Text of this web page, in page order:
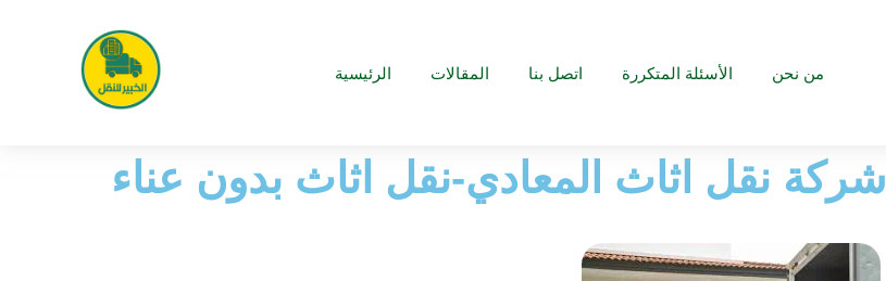
الرئيسية المقالات اتصل بنا الأسئلة المتكررة من نحن
شركة نقل اثاث المعادي-نقل اثاث بدون عناء